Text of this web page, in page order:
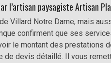
l’artisan paysagiste Artisan
Villard Notre Dame, mais
confirment que ses
le montant des prestations
de devis détaillé. Il vous